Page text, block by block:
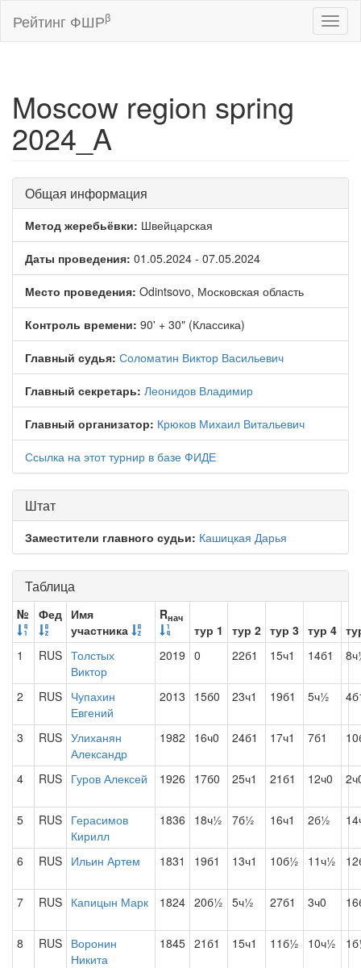
Рейтинг ФШРβ
Moscow region spring
2024_A
Общая информация
Метод жеребьёвки: Швейцарская
Даты проведения: 01.05.2024 - 07.05.2024
Место проведения: Odintsovo, Московская область
Контроль времени: 90' + 30" (Классика)
Главный судья: Соломатин Виктор Васильевич
Главный секретарь: Леонидов Владимир
Главный организатор: Крюков Михаил Витальевич
Ссылка на этот турнир в базе ФИДЕ
Штат
Заместители главного судьи: Кашицкая Дарья
Таблица
№ Фед Имя
участника
Rнач
тур 1 тур 2 тур 3 тур 4
1
RUS Толстых
Виктор
2019 0 22б1 15ч1 14б1
2 RUS Чупахин
Евгений
2013 15б0 23ч1 19б1 5ч½
3 RUS Улиханян
Александр
1982 16ч0 24б1 17ч1 7б1
4 RUS Гуров Алексей 1926 17б0 25ч1 21б1 12ч0
5 RUS Герасимов
Кирилл
1836 18ч½ 7б½ 16ч1 2б½
6 RUS Ильин Артем 1831 19б1 13ч1 10б½ 11ч½
7 RUS Капицын Марк 1824 20б½ 5ч½ 27б1 3ч0
8 RUS Воронин
Никита
1845 21б1 15ч1 11б½ 10ч½